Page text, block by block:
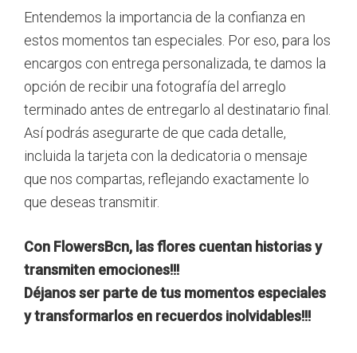
Entendemos la importancia de la confianza en
estos momentos tan especiales. Por eso, para los
encargos con entrega personalizada, te damos la
opción de recibir una fotografía del arreglo
terminado antes de entregarlo al destinatario final.
Así podrás asegurarte de que cada detalle,
incluida la tarjeta con la dedicatoria o mensaje
que nos compartas, reflejando exactamente lo
que deseas transmitir.
Con FlowersBcn, las flores cuentan historias y
transmiten emociones!!!
Déjanos ser parte de tus momentos especiales
y transformarlos en recuerdos inolvidables!!!